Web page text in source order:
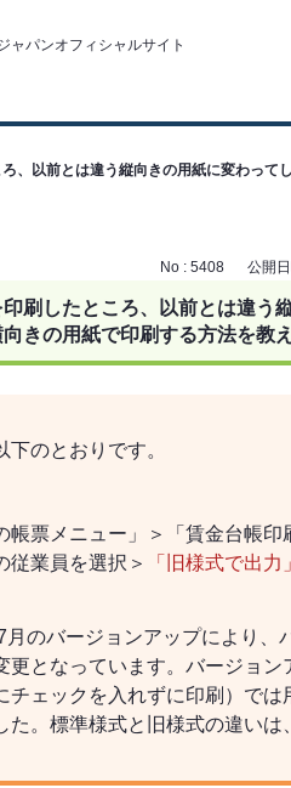
、以前とは違う縦向きの用紙に変わって
No : 5408 公開
刷したところ、以前とは違う
きの用紙で印刷する方法を教
下のとおりです。
帳票メニュー」＞「賃金台帳
従業員を選択＞
「旧様式で出
のバージョンアップにより、
更となっています。バージョ
チェックを入れずに印刷）で
た。標準様式と旧様式の違いは、